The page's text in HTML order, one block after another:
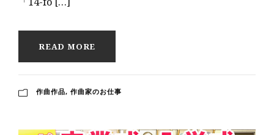
READ MORE
作曲作品, 作曲家のお仕事